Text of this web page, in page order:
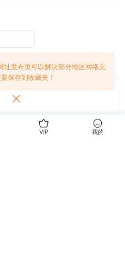
VIP 我的
址发布页可以解决部分地区网络无
保存到收藏夹！